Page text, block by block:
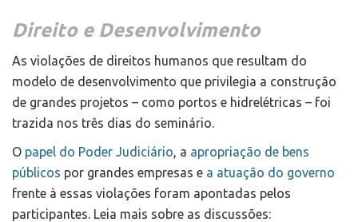
Direito e Desenvolvimento
As violações de direitos humanos que resultam do
modelo de desenvolvimento que privilegia a construção
de grandes projetos – como portos e hidrelétricas – foi
trazida nos três dias do seminário.
O papel do Poder Judiciário, a apropriação de bens
públicos por grandes empresas e a atuação do governo
frente à essas violações foram apontadas pelos
participantes. Leia mais sobre as discussões: